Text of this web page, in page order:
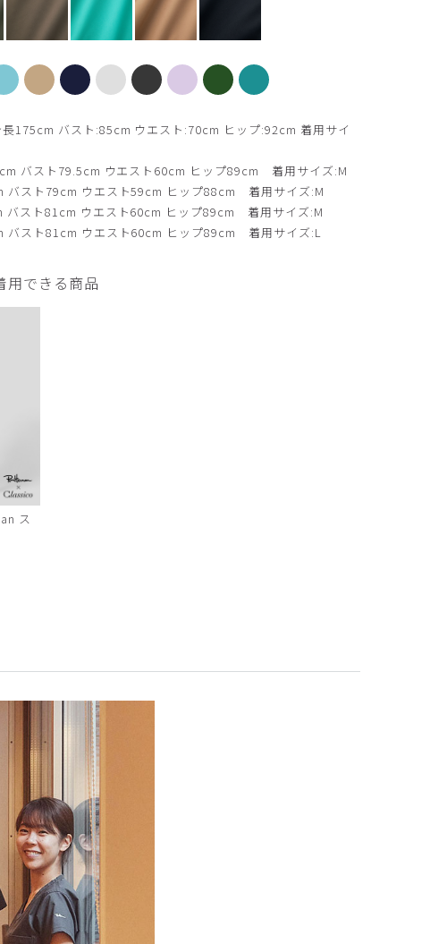
175cm バスト:85cm ウエスト:70cm ヒップ:92cm 着用サイ
バスト79.5cm ウエスト60cm ヒップ89cm 着用サイズ:M
バスト79cm ウエスト59cm ヒップ88cm 着用サイズ:M
バスト81cm ウエスト60cm ヒップ89cm 着用サイズ:M
バスト81cm ウエスト60cm ヒップ89cm 着用サイズ:L
用できる商品
ス